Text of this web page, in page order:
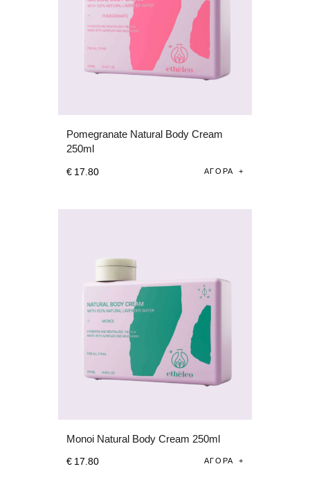
Pomegranate Natural Body Cream
250ml
€ 17 .80 ΑΓΟΡΆ
Monoi Natural Body Cream 250ml
€ 17.80 ΑΓΟΡΆ